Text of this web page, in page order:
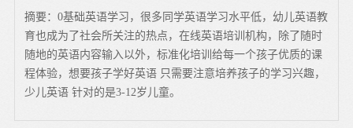
摘要：0基础英语学习，很多同学英语学习水平低，幼儿英语教
育也成为了社会所关注的热点，在线英语培训机构，除了随时
随地的英语内容输入以外，标准化培训给每一个孩子优质的课
程体验，想要孩子学好英语 只需要注意培养孩子的学习兴趣，
少儿英语 针对的是3-12岁儿童。